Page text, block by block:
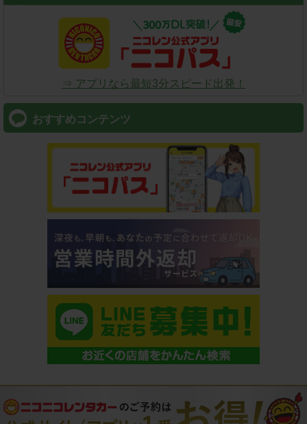
⇒ アプリなら最短3分スピード出発！
おすすめコンテンツ